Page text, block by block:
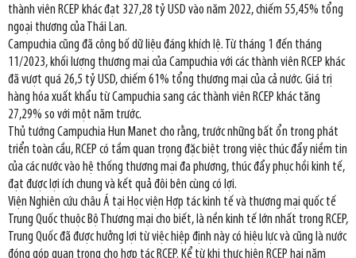
thành viên RCEP khác đạt 327,28 tỷ USD vào năm 2022, chiếm 55,45% tổng
ngoại thương của Thái Lan.
Campuchia cũng đã công bố dữ liệu đáng khích lệ. Từ tháng 1 đến tháng
11/2023, khối lượng thương mại của Campuchia với các thành viên RCEP khác
đã vượt quá 26,5 tỷ USD, chiếm 61% tổng thương mại của cả nước. Giá trị
hàng hóa xuất khẩu từ Campuchia sang các thành viên RCEP khác tăng
27,29% so với một năm trước.
Thủ tướng Campuchia Hun Manet cho rằng, trước những bất ổn trong phát
triển toàn cầu, RCEP có tầm quan trọng đặc biệt trong việc thúc đẩy niềm tin
của các nước vào hệ thống thương mại đa phương, thúc đẩy phục hồi kinh tế,
đạt được lợi ích chung và kết quả đôi bên cùng có lợi.
Viện Nghiên cứu châu Á tại Học viện Hợp tác kinh tế và thương mại quốc tế
Trung Quốc thuộc Bộ Thương mại cho biết, là nền kinh tế lớn nhất trong RCEP,
Trung Quốc đã được hưởng lợi từ việc hiệp định này có hiệu lực và cũng là nước
đóng góp quan trọng cho hợp tác RCEP. Kể từ khi thực hiện RCEP hai năm